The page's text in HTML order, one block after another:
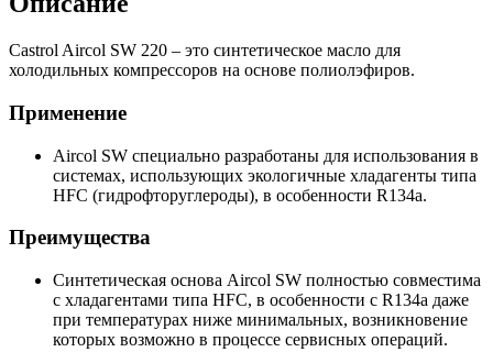
Castrol Aircol SW 220 – это синтетическое масло для
холодильных компрессоров на основе полиолэфиров.
Применение
Aircol SW специально разработаны для использования в
системах, использующих экологичные хладагенты типа
HFC (гидрофторуглероды), в особенности R134a.
Преимущества
Синтетическая основа Aircol SW полностью совместима
с хладагентами типа HFC, в особенности с R134a даже
при температурах ниже минимальных, возникновение
которых возможно в процессе сервисных операций.